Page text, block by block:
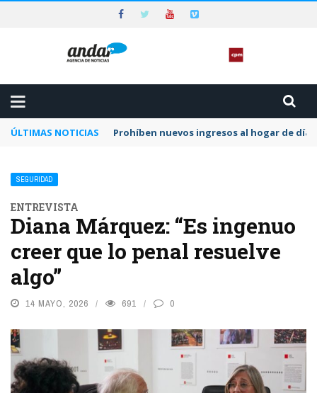
ÚLTIMAS NOTICIAS Prohíben nuevos ingresos al hogar de día
SEGURIDAD
ENTREVISTA
Diana Márquez: “Es ingenuo
creer que lo penal resuelve
algo”
14 MAYO, 2026 691 0